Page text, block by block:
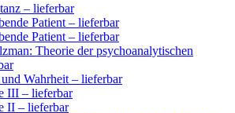
– lieferbar
Patient – lieferbar
Patient – lieferbar
Theorie der psychoanalytischen
Wahrheit – lieferbar
III – lieferbar
II – lieferbar